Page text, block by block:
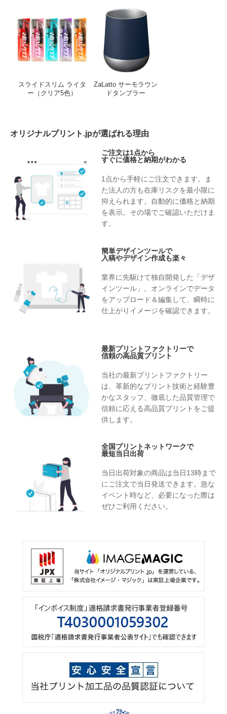
スライドスリム ライタ
ー（クリア5色）
スライドスリム ライター（クリア5色）
ZaLatto サーモラウン
ドタンブラー
オリジナルプリント.jpが選ばれる理由
ご注文は1点から
すぐに価格と納期がわかる
1点から手軽にご注文できます。ま
た法人の方も在庫リスクを最小限に
抑えられます。自動的に価格と納期
を表示。その場でご確認いただけま
す。
簡単デザインツールで
入稿やデザイン作成も楽々
業界に先駆けて独自開発した「デザ
インツール」。オンラインでデータ
をアップロード＆編集して、瞬時に
仕上がりイメージを確認できます。
最新プリントファクトリーで
信頼の高品質プリント
当社の最新プリントファクトリー
は、革新的なプリント技術と経験豊
かなスタッフ、徹底した品質管理で
信頼に応える高品質プリントをご提
供します。
全国プリントネットワークで
最短当日出荷
当日出荷対象の商品は当日13時まで
にご注文で当日発送できます。急な
イベント時など、必要になった際は
ぜひご利用ください。